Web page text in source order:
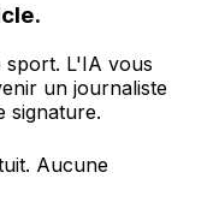
sport. L'IA vous
un journaliste
signature.
Aucune